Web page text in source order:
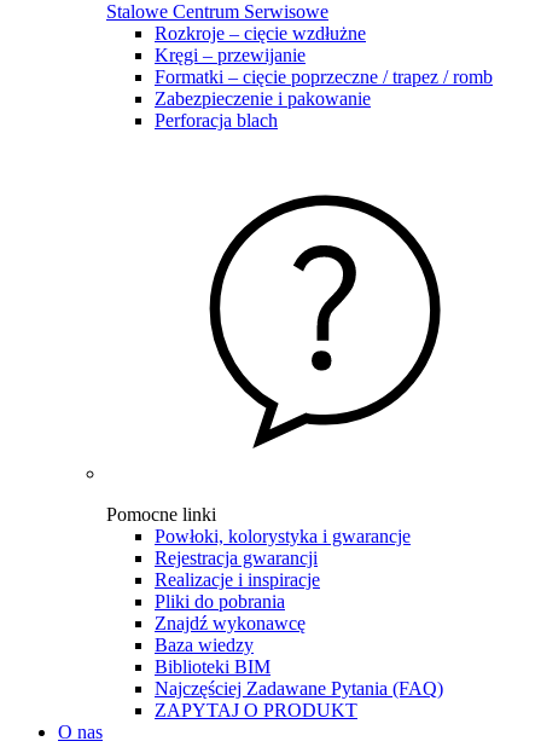
Stalowe Centrum Serwisowe
Rozkroje – cięcie wzdłużne
Kręgi – przewijanie
Formatki – cięcie poprzeczne / trapez / romb
Zabezpieczenie i pakowanie
Perforacja blach
Pomocne linki
Powłoki, kolorystyka i gwarancje
Rejestracja gwarancji
Realizacje i inspiracje
Pliki do pobrania
Znajdź wykonawcę
Baza wiedzy
Biblioteki BIM
Najczęściej Zadawane Pytania (FAQ)
ZAPYTAJ O PRODUKT
O nas